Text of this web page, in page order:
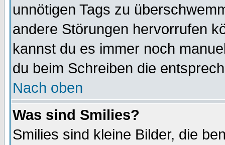
unnötigen Tags zu
andere Störungen hervorrufen
kannst du es immer noch
du beim Schreiben die
Nach oben
Was sind Smilies?
Smilies sind kleine Bilder, die